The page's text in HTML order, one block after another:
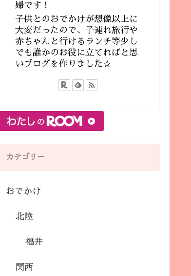
婦です！
子供とのおでかけが想像以上に
大変だったので、子連れ旅行や
赤ちゃんと行けるランチ等少し
でも誰かのお役に立てればと思
いブログを作りました☆
カテゴリー
おでかけ
北陸
福井
関西